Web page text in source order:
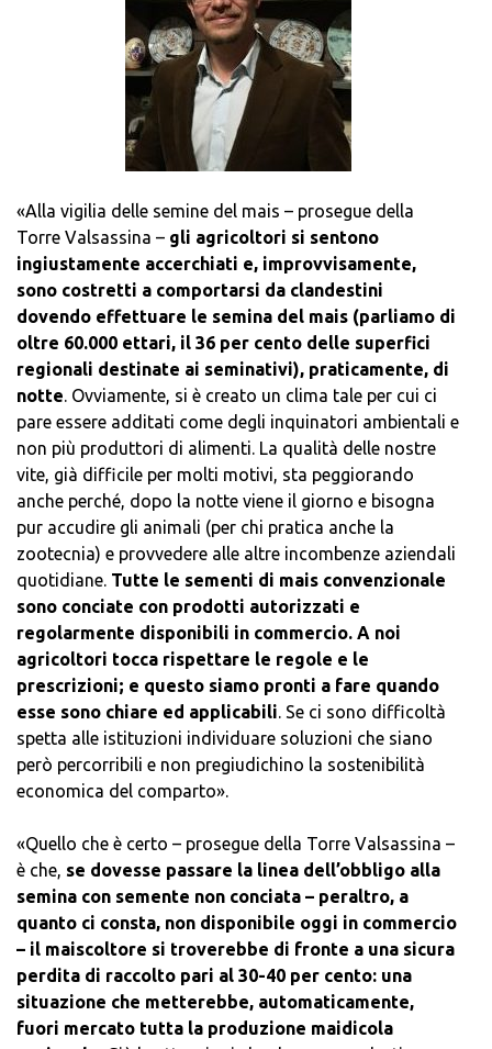
«Alla vigilia delle semine del mais – prosegue della
Torre Valsassina – gli agricoltori si sentono
ingiustamente accerchiati e, improvvisamente,
sono costretti a comportarsi da clandestini
dovendo effettuare le semina del mais (parliamo di
oltre 60.000 ettari, il 36 per cento delle superfici
regionali destinate ai seminativi), praticamente, di
notte. Ovviamente, si è creato un clima tale per cui ci
pare essere additati come degli inquinatori ambientali e
non più produttori di alimenti. La qualità delle nostre
vite, già difficile per molti motivi, sta peggiorando
anche perché, dopo la notte viene il giorno e bisogna
pur accudire gli animali (per chi pratica anche la
zootecnia) e provvedere alle altre incombenze aziendali
quotidiane. Tutte le sementi di mais convenzionale
sono conciate con prodotti autorizzati e
regolarmente disponibili in commercio. A noi
agricoltori tocca rispettare le regole e le
prescrizioni; e questo siamo pronti a fare quando
esse sono chiare ed applicabili. Se ci sono difficoltà
spetta alle istituzioni individuare soluzioni che siano
però percorribili e non pregiudichino la sostenibilità
economica del comparto».
«Quello che è certo – prosegue della Torre Valsassina –
è che, se dovesse passare la linea dell’obbligo alla
semina con semente non conciata – peraltro, a
quanto ci consta, non disponibile oggi in commercio
– il maiscoltore si troverebbe di fronte a una sicura
perdita di raccolto pari al 30-40 per cento: una
situazione che metterebbe, automaticamente,
fuori mercato tutta la produzione maidicola